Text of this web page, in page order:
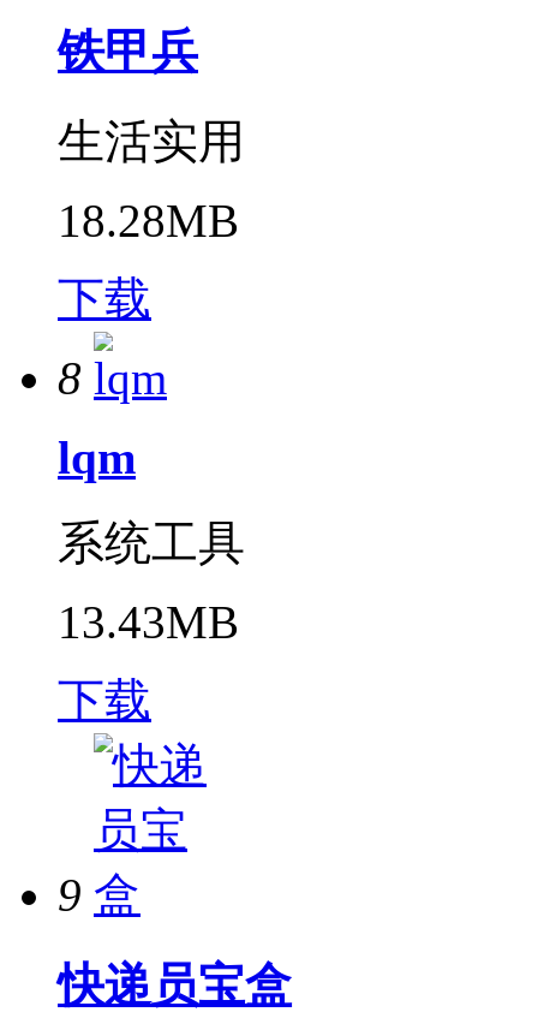
铁甲兵
生活实用
18.28MB
下载
8
lqm
系统工具
13.43MB
下载
9
快递员宝盒